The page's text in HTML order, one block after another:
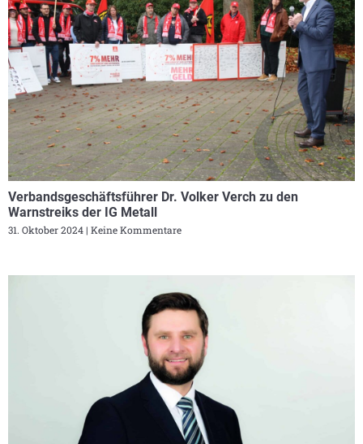
Verbandsgeschäftsführer Dr. Volker Verch zu den
Warnstreiks der IG Metall
31. Oktober 2024 Keine Kommentare